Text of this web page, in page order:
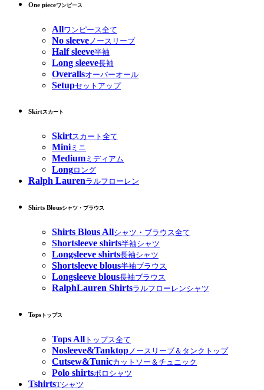
One pieceワンピース
Allワンピース全て
No sleeve ノースリーブ
Half sleeve半袖
Long sleeve長袖
Overallsオーバーオール
Setupセットアップ
Skirtスカート
Skirtスカート全て
Miniミニ
Medium ミディアム
Longロング
Ralph Laurenラルフローレン
Shirts Blousシャツ・ブラウス
Shirts Blous Allシャツ・ブラウス全て
Shortsleeve shirts半袖シャツ
Longsleeve shirts長袖シャツ
Shortsleeve blous半袖ブラウス
Longsleeve blous長袖ブラウス
RalphLauren Shirtsラルフローレンシャツ
Tops トップス
Tops All トップス全て
Nosleeve&Tanktopノースリーブ＆タンクトップ
Cutsew&Tunicカットソー＆チュニック
Polo shirtsポロシャツ
TshirtsTシャツ